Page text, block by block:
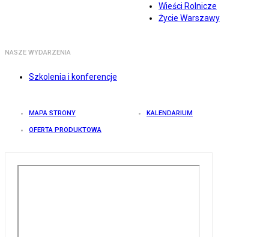
Wieści Rolnicze
Życie Warszawy
NASZE WYDARZENIA
Szkolenia i konferencje
MAPA STRONY KALENDARIUM
OFERTA PRODUKTOWA